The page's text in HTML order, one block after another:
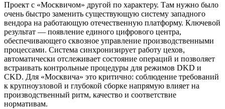
Проект с «Москвичом» другой по характеру. Там нужно было
очень быстро заменить существующую систему западного
вендора на работающую отечественную платформу. Ключевой
результат — появление единого цифрового центра,
обеспечивающего сквозное управление производственными
процессами. Система синхронизирует работу цехов,
автоматически отслеживает состояние операций и позволяет
встраивать контрольные процедуры для режимов DKD и
CKD. Для «Москвича» это критично: соблюдение требований
к крупноузловой и глубокой сборке напрямую влияет на
производственный ритм, качество и соответствие
нормативам.